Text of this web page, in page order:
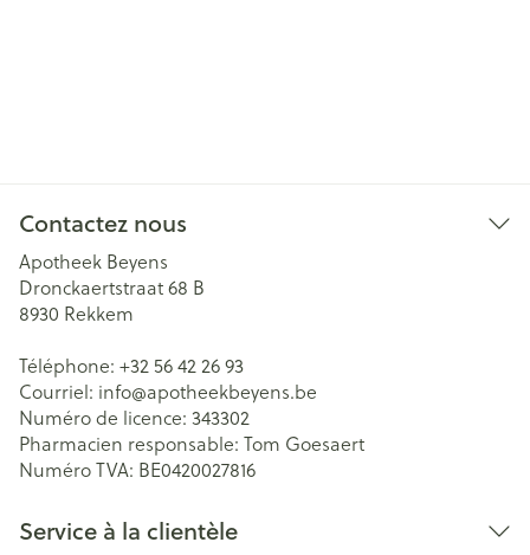
Contactez nous
Apotheek Beyens
Dronckaertstraat 68 B
8930 Rekkem
Téléphone: +32 56 42 26 93
Courriel: info@apotheekbeyens.be
Numéro de licence: 343302
Pharmacien responsable: Tom Goesaert
Numéro TVA: BE0420027816
Service à la clientèle